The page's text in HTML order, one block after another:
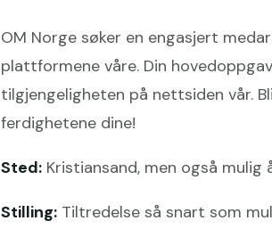
OM Norge søker en engasjert
plattformene våre. Din
tilgjengeligheten på nettsiden vår.
ferdighetene dine!
Sted: Kristiansand, men også
Stilling: Tiltredelse så snart som